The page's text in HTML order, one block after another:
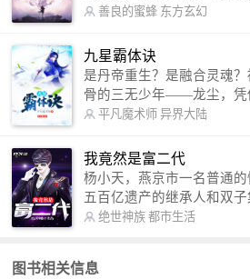
军。 我是谁？天下众生视我为修罗，却不知，我以
信公众号：善良的蜜蜂后援
善良的蜜蜂 东方玄幻
九星霸体诀
是丹帝重生？是融合灵魂
骨的三无少年——龙尘，凭
术，修行神秘功法九星霸体
勾搭各色美女，镇压恶鬼邪神。 江湖传
尘一到，地吼天啸。龙尘一
故事纯属虚构，如有雷同
号入座，抓紧时间进群：
平凡魔术师 异界大陆
我竟然是富二代
杨小天，燕京市一名普通
五百亿遗产的继承人和双子
书，给我定制一套百亿富翁的
呢？” “回杨总，开车太堵，已经给你安排了直升
绝世神族 都市生活
图书相关信息